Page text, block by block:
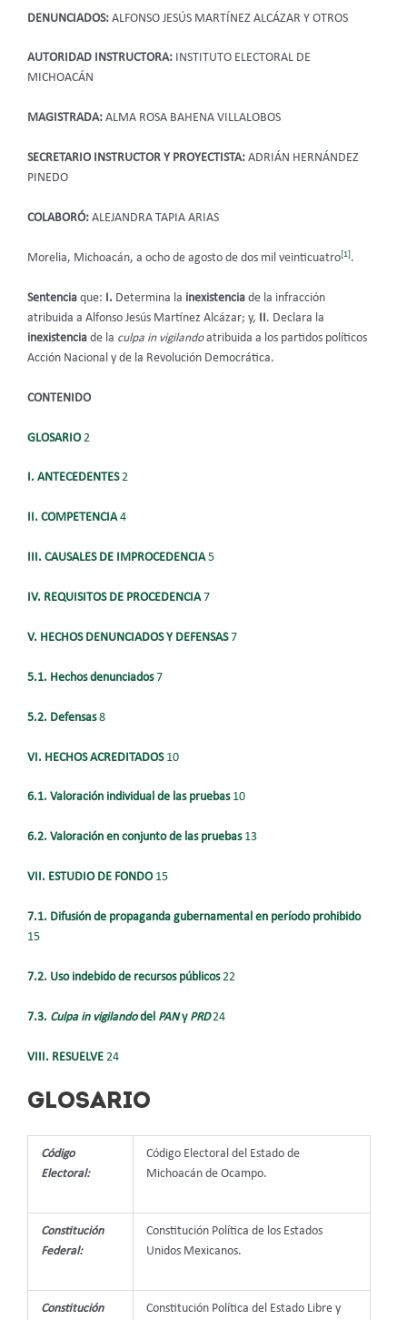
DENUNCIADOS: ALFONSO JESÚS MARTÍNEZ ALCÁZAR Y OTROS
AUTORIDAD INSTRUCTORA:
INSTITUTO ELECTORAL DE
MICHOACÁN
MAGISTRADA: ALMA ROSA BAHENA VILLALOBOS
SECRETARIO INSTRUCTOR Y PROYECTISTA: ADRIÁN HERNÁNDEZ
PINEDO
COLABORÓ: ALEJANDRA TAPIA ARIAS
Morelia, Michoacán, a ocho de agosto de dos mil veinticuatro[1].
Sentencia que: I. Determina la inexistencia de la infracción
atribuida a Alfonso Jesús Martínez Alcázar; y,
. Declara la
inexistencia de la culpa in vigilandoatribuida a los partidos políticos
Acción Nacional y de la Revolución Democrática.
CONTENIDO
GLOSARIO2
I. ANTECEDENTES2
II. COMPETENCIA4
III. CAUSALES DE IMPROCEDENCIA5
IV. REQUISITOS DE PROCEDENCIA7
V. HECHOS DENUNCIADOS Y DEFENSAS7
5.1. Hechos denunciados7
5.2. Defensas8
VI. HECHOS ACREDITADOS10
6.1. Valoración individual de las pruebas10
6.2. Valoración en conjunto de las pruebas13
VII. ESTUDIO DE FONDO15
7.1. Difusión de propaganda gubernamental en período prohibido
15
7.2. Uso indebido de recursos públicos22
7.3. Culpa in vigilandodel PANy PRD24
VIII. RESUELVE 24
GLOSARIO
Código
Electoral:
Código Electoral del Estado de
Michoacán de Ocampo.
Constitución
Federal:
Constitución Política de los Estados
Unidos Mexicanos.
Constitución
Constitución Política del Estado Libre y